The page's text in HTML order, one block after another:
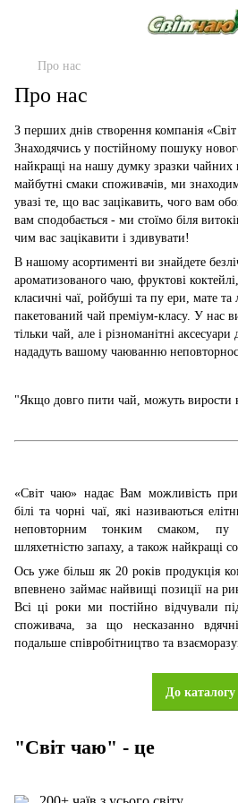
Про нас
Про нас
З перших днів створення компанія
Знаходячись у постійному пошуку
найкращі на нашу думку зразки
майбутні смаки споживачів, ми
увазі те, що вас зацікавить, чого вам
вам сподобається - ми стоїмо біля
чим вас зацікавити і здивувати!
В нашому асортименті ви знайдете
ароматизованого чаю, фруктові
класичні чаї, ройбуші та пу ери, мате та
пакетований чай преміум-класу. У нас
тільки чай, але і різноманітні
нададуть вашому чаюванню
"Якщо довго пити чай, можуть
«Світ чаю» надає Вам можливість
білі та чорні чаї, які називаються
неповторним тонким смаком, пу
шляхетністю запаху, а також найкращі
Ось уже більш як 20 років продукція
впевнено займає найвищі позиції на
Всі ці роки ми постійно відчували
споживача, за що несказанно
подальше співробітництво та
До каталогу
"Світ чаю" - це